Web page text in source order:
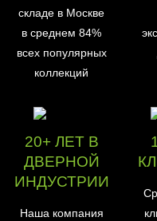
складе в Москве
в среднем 84%
всех популярных
коллекций
20+ ЛЕТ В
ДВЕРНОЙ
ИНДУСТРИИ
Наша компания